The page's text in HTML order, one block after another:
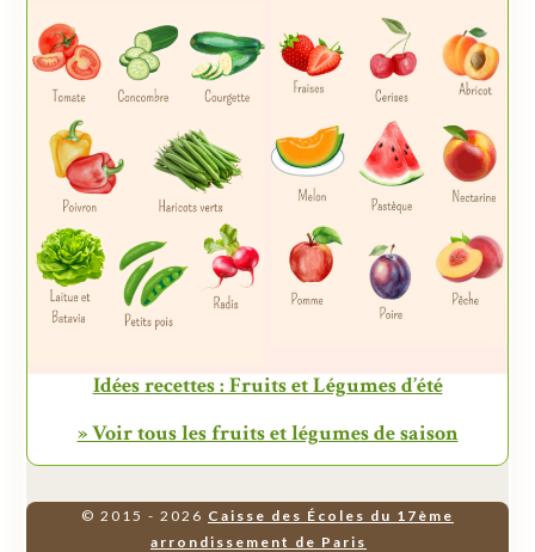
Idées recettes : Fruits et Légumes d’été
» Voir tous les fruits et légumes de saison
© 2015 - 2026 Caisse des Écoles du 17ème
arrondissement de Paris